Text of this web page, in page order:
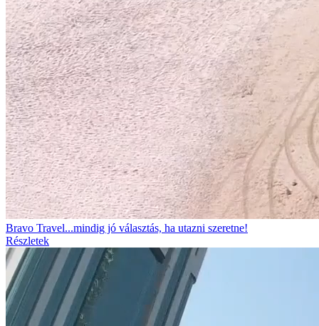
Bravo Travel...mindig jó választás, ha utazni szeretne!
Részletek